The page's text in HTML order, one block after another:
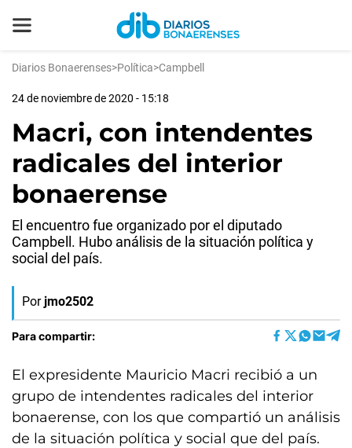
Diarios Bonaerenses>Política>Campbell
24 de noviembre de 2020 - 15:18
Macri, con intendentes
radicales del interior
bonaerense
El encuentro fue organizado por el diputado
Campbell. Hubo análisis de la situación política y
social del país.
Por jmo2502
Para compartir:
El expresidente Mauricio Macri recibió a un
grupo de intendentes radicales del interior
bonaerense, con los que compartió un análisis
de la situación política y social que del país.